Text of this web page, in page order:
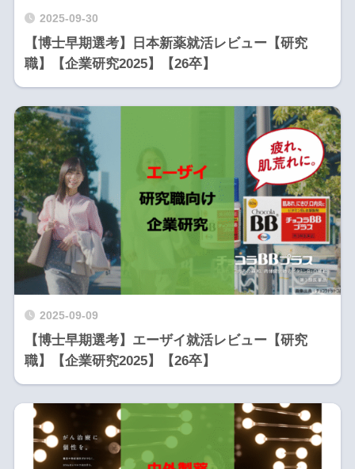
2025-09-30
【博士早期選考】日本新薬就活レビュー【研究
職】【企業研究2025】【26卒】
2025-09-09
【博士早期選考】エーザイ就活レビュー【研究
職】【企業研究2025】【26卒】